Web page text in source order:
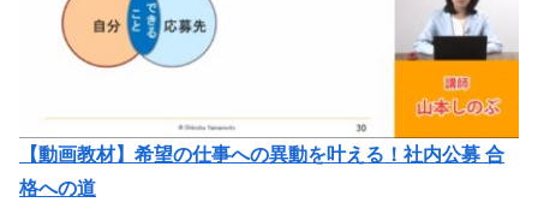
【動画教材】希望の仕事への異動を叶える！社内公募 合
格への道